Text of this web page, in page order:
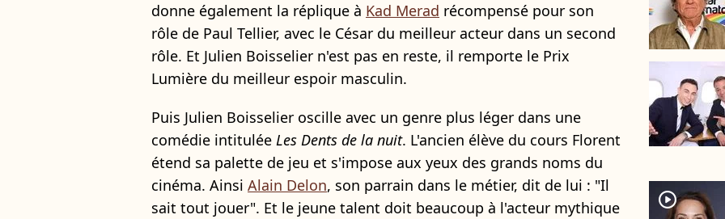
donne également la réplique à Kad Merad récompensé pour son
rôle de Paul Tellier, avec le César du meilleur acteur dans un second
rôle. Et Julien Boisselier n'est pas en reste, il remporte le Prix
Lumière du meilleur espoir masculin.
Puis Julien Boisselier oscille avec un genre plus léger dans une
comédie intitulée Les Dents de la nuit. L'ancien élève du cours Florent
étend sa palette de jeu et s'impose aux yeux des grands noms du
cinéma. Ainsi Alain Delon, son parrain dans le métier, dit de lui : "Il
sait tout jouer". Et le jeune talent doit beaucoup à l'acteur mythique
player2